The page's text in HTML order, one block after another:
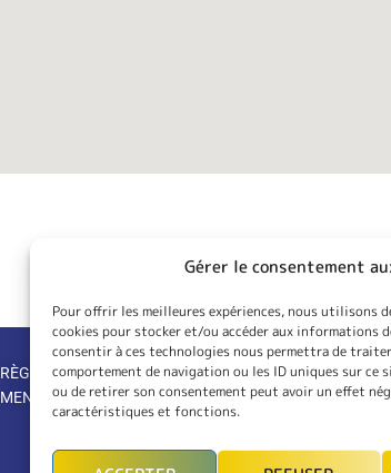
Gérer le consentement
Pour offrir les meilleures expériences, nous utilisons
cookies pour stocker et/ou accéder aux informations
consentir à ces technologies nous permettra de
comportement de navigation ou les ID uniques sur ce
ou de retirer son consentement peut avoir un effet
caractéristiques et fonctions.
RÈGLEMENT INTÉRIEUR
MENTIONS LÉGALES